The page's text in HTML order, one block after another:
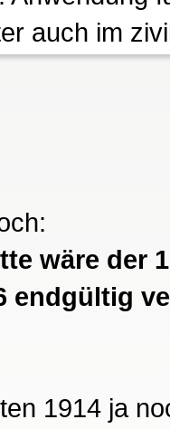
auch im
wäre der
endgültig
1914 ja